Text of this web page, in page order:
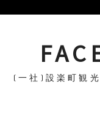
(一社)設楽町観